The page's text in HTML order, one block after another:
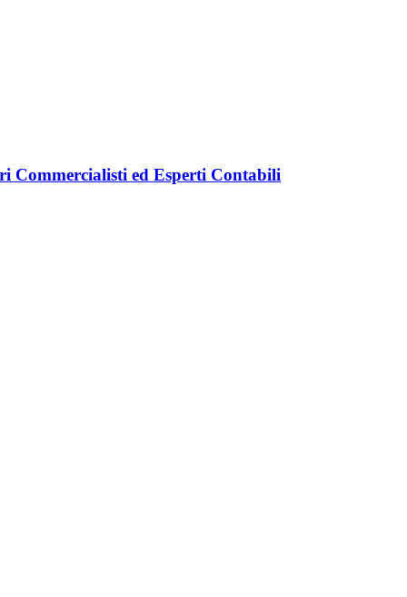
Commercialisti ed Esperti Contabili